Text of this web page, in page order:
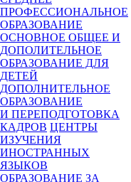
ПРОФЕССИОНАЛЬНОЕ
ОБРАЗОВАНИЕ
ОСНОВНОЕ ОБЩЕЕ И
ДОПОЛИТЕЛЬНОЕ
ОБРАЗОВАНИЕ ДЛЯ
ДЕТЕЙ
ДОПОЛНИТЕЛЬНОЕ
ОБРАЗОВАНИЕ
И ПЕРЕПОДГОТОВКА
КАДРОВ ЦЕНТРЫ
ИЗУЧЕНИЯ
ИНОСТРАННЫХ
ЯЗЫКОВ
ОБРАЗОВАНИЕ ЗА